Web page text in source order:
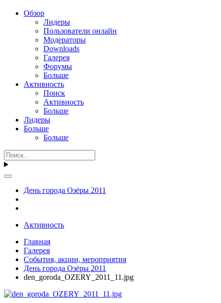
Обзор
Лидеры
Пользователи онлайн
Модераторы
Downloads
Галерея
Форумы
Больше
Активность
Поиск
Активность
Больше
Лидеры
Больше
Больше
День города Озёры 2011
Активность
Главная
Галерея
События, акции, мероприятия
День города Озёры 2011
den_goroda_OZERY_2011_11.jpg